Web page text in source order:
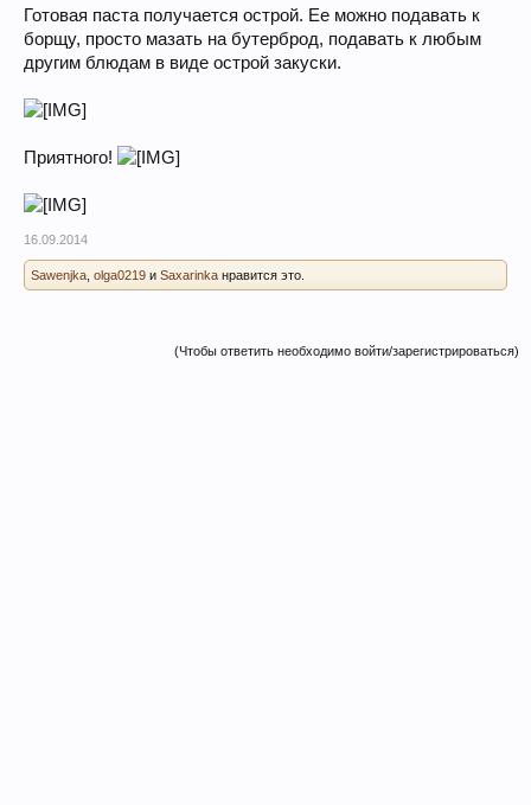
Готовая паста получается острой. Ее можно подавать к
борщу, просто мазать на бутерброд, подавать к любым
другим блюдам в виде острой закуски.
Приятного!
16.09.2014
Sawenjka olga0219 и Saxarinka нравится это.
(Чтобы ответить необходимо войти/зарегистрироваться)